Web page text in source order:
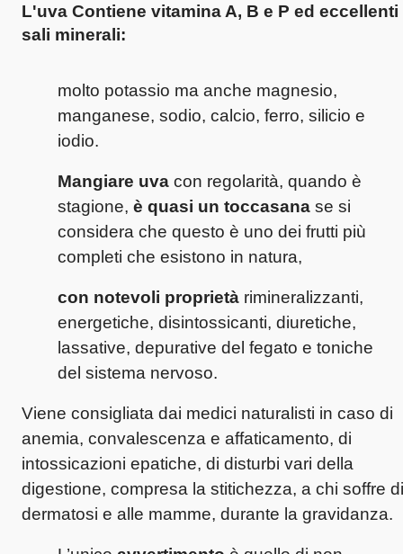
L'uva Contiene vitamina A, B e P ed eccellenti
sali minerali:
molto potassio ma anche magnesio,
manganese, sodio, calcio, ferro, silicio e
iodio.
Mangiare uva con regolarità, quando è
stagione, è quasi un toccasana se si
considera che questo è uno dei frutti più
completi che esistono in natura,
con notevoli proprietà rimineralizzanti,
energetiche, disintossicanti, diuretiche,
lassative, depurative del fegato e toniche
del sistema nervoso.
Viene consigliata dai medici naturalisti in caso di
anemia, convalescenza e affaticamento, di
intossicazioni epatiche, di disturbi vari della
digestione, compresa la stitichezza, a chi soffre di
dermatosi e alle mamme, durante la gravidanza.